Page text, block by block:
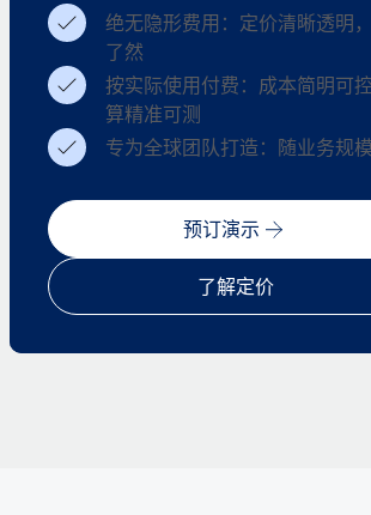
绝无隐形费用：定价清晰透明
了然
按实际使用付费：成本简明可
算精准可测
专为全球团队打造：随业务规
预订演示
了解定价